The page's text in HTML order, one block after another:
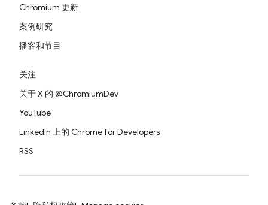
Chromium 更新
案例研究
播客和节目
关注
关于 X 的 @ChromiumDev
YouTube
LinkedIn 上的 Chrome for Developers
RSS